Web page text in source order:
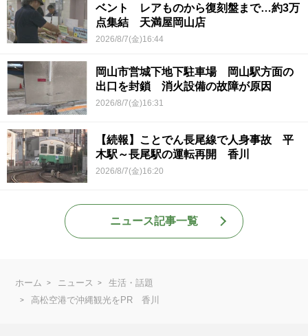
ベント レアものから復刻盤まで…約3万
点集結 天満屋岡山店
2026/8/7(金)16:44
岡山市営城下地下駐車場 岡山駅方面の
出口を封鎖 消火設備の故障が原因
2026/8/7(金)16:31
【続報】ことでん長尾線で人身事故 平
木駅～長尾駅の運転再開 香川
2026/8/7(金)16:20
ニュース記事一覧
ホーム ニュース
生活・話題
高松空港で沖縄観光をPR 香川